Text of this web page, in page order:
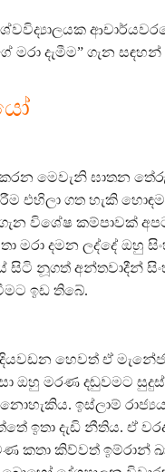
දැමීම” ගැන සඳහන්
මෙවැනි ඝාතන
එහිලා ගත හැකි
විශේෂ කම්පාවක්
මරා දමන ලද්දේ ඔහු
සිටි නූගත් අන්තවාදීන්
ඉඩ තිබේ.
දියවඩන හෙවත් ඒ
ඔහු මරණ දඬුවමට
ඉස්ලාම්
ඉතා දැඩි නීතිය. ඒ
කතා කිව්වත් ඉම්රාන්